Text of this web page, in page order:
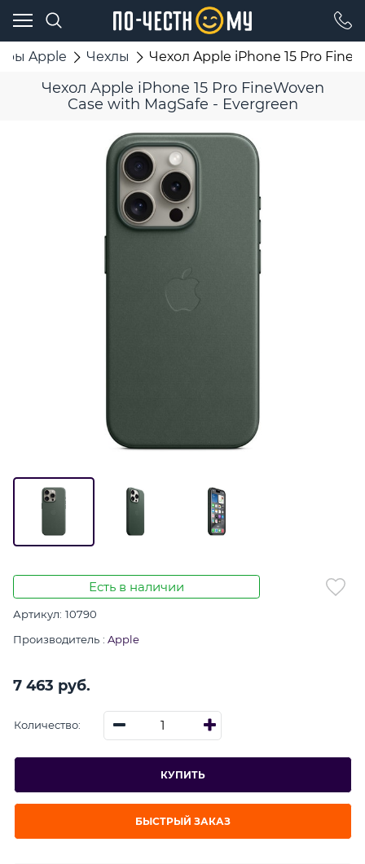
Apple Чехлы Чехол Apple iPhone 15 Pro
Чехол Apple iPhone 15 Pro FineWoven
Case with MagSafe - Evergreen
Есть в наличии
Артикул: 10790
Производитель : Apple
7 463 руб.
Количество:
КУПИТЬ
БЫСТРЫЙ ЗАКАЗ